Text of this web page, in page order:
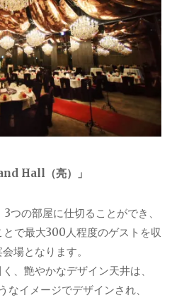
Hall（亮） 」
3つの部屋に仕切ることができ、
で最大300人程度のゲストを収
場となります。
、艶やかなデザイン天井は、
なイメージでデザインされ、